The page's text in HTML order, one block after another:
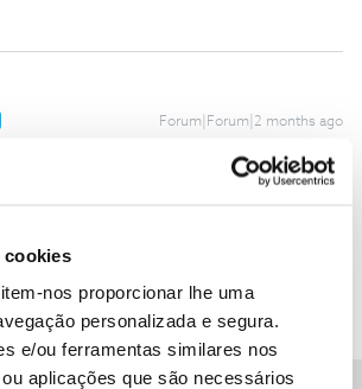
cookies
nos proporcionar lhe uma
personalizada e segura.
e/ou ferramentas similares nos
aplicações que são necessários
Forum|Forum|2 months ago
não pedi o novo n.º de telemovel -
fidelização?